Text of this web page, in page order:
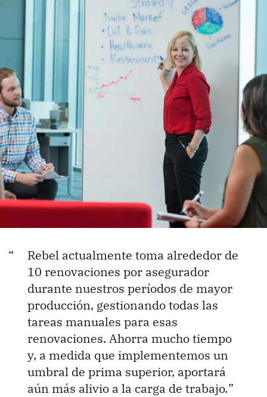
Rebel actualmente toma alrededor de
10 renovaciones por asegurador
durante nuestros períodos de mayor
producción, gestionando todas las
tareas manuales para esas
renovaciones. Ahorra mucho tiempo
y, a medida que implementemos un
umbral de prima superior, aportará
aún más alivio a la carga de trabajo.